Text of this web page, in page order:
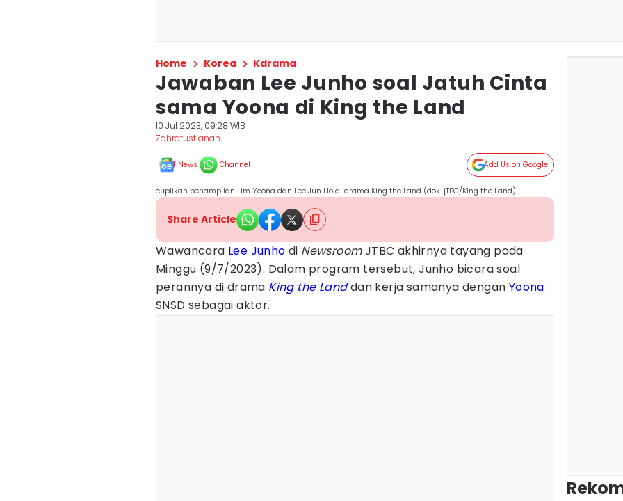
Home Korea Kdrama
Jawaban Lee Junho soal Jatuh Cinta
sama Yoona di King the Land
10 Jul 2023, 09:28 WIB
Zahrotustianah
News Channel Add Us on Google
cuplikan penampilan Lim Yoona dan Lee Jun Ho di drama King the Land (dok. jTBC/King the Land)
Share Article
Wawancara Lee Junho di NewsroomJTBC akhirnya tayang pada
Minggu (9/7/2023). Dalam program tersebut, Junho bicara soal
perannya di drama King the Landdan kerja samanya dengan Yoona
SNSD sebagai aktor.